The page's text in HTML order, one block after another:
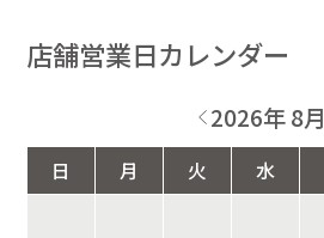
店舗営業日カレンダー
2026年 8月
日 月 火 水